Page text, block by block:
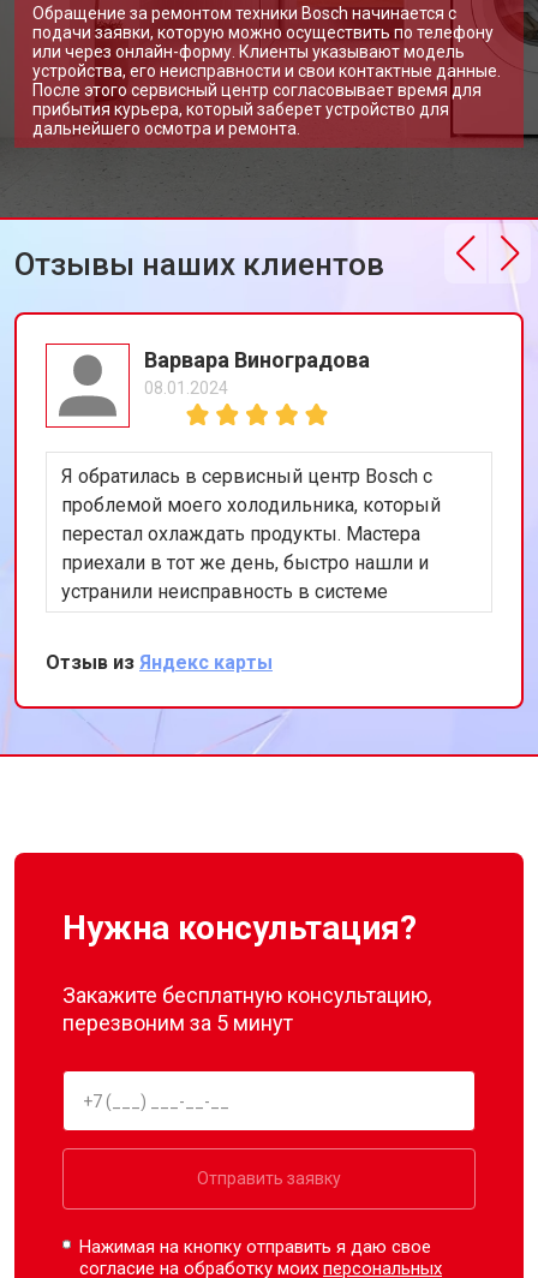
Замена амортизаторов от 2000 ₽ Заказать
Замена подшипников от 2800 ₽ Заказать
Замена мотора стиральной машины
Bosch
от 3800 ₽ Заказать
Ремонт/замена датчика
температуры
Bosch
Замена блока управления от 3600 ₽ Заказать
Замена заливного шланга от 2150 ₽
Замена прессостата
Замена сливного насоса от 3450 ₽ Заказать
Замена сливного шланга от 2100 ₽ Заказать
Замена циркуляционного насоса от 3800 ₽
Замена УБЛ стиральной машины
Bosch
от 2100 ₽
Обращение за ремонтом техники Bosch начинается с
подачи заявки, которую можно осуществить по телефону
или через онлайн-форму. Клиенты указывают модель
устройства, его неисправности и свои контактные данные.
После этого сервисный центр согласовывает время для
прибытия курьера, который заберет устройство для
дальнейшего осмотра и ремонта.
Отзывы наших клиентов
Варвара Виноградова
08.01.2024
Я обратилась в сервисный центр Bosch с
проблемой моего холодильника, который
перестал охлаждать продукты. Мастера
приехали в тот же день, быстро нашли и
устранили неисправность в системе
охлаждения. Я очень довольна их
оперативностью и качеством работы.
Спасибо за восстановление моего
холодильника!
Отзыв из Яндекс карты
Нужна консультация?
Закажите бесплатную консультацию,
перезвоним за 5 минут
Отправить заявку
Нажимая на кнопку отправить я даю свое
согласие на обработку моихперсональных